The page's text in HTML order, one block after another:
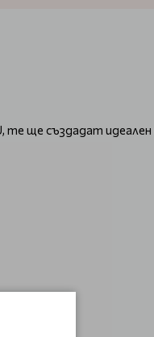
те ще създадат